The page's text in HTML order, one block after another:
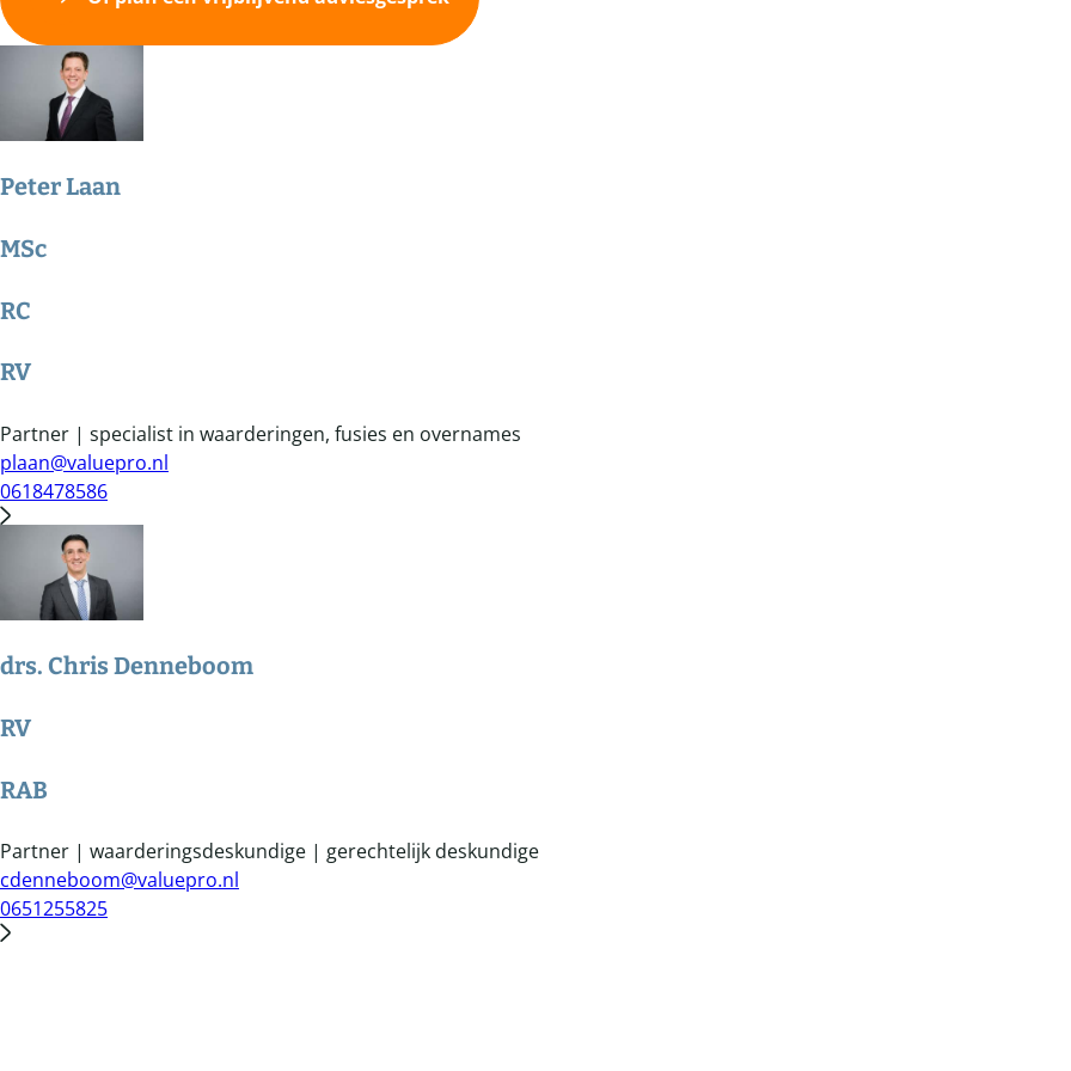
Peter Laan
MSc
RC
RV
Partner | specialist in waarderingen, fusies en overnames
plaan@valuepro.nl
0618478586
drs. Chris Denneboom
RV
RAB
Partner | waarderingsdeskundige | gerechtelijk deskundige
cdenneboom@valuepro.nl
0651255825